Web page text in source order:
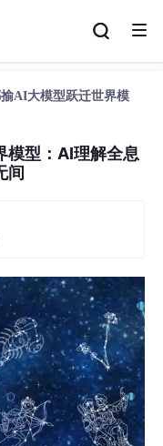
AI大模型跃迁世界模
模型：AI理解全息
间